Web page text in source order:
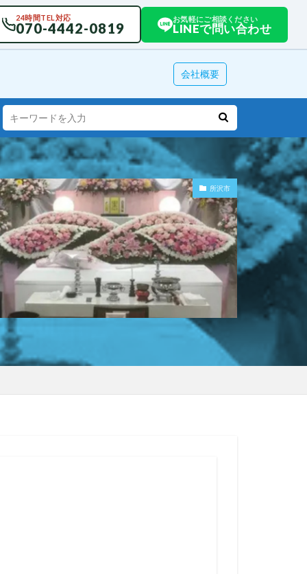
24時間TEL対応
070-4442-0819
お気軽にご相談ください
LINEで問い合わせ
会社概要
所沢市